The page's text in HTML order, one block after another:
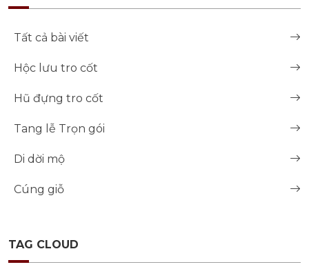
Tất cả bài viết
Hộc lưu tro cốt
Hũ đựng tro cốt
Tang lễ Trọn gói
Di dời mộ
Cúng giỗ
TAG CLOUD